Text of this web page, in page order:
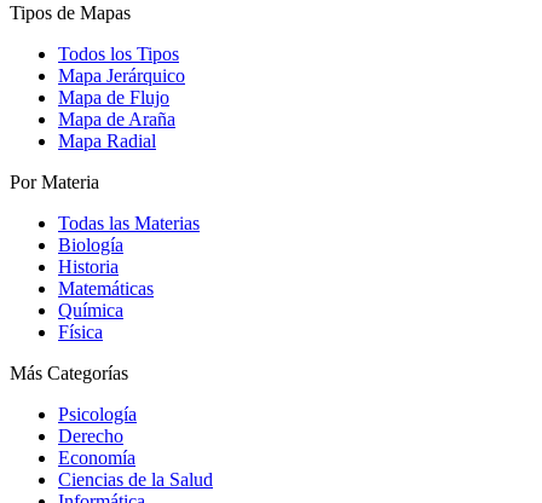
Tipos de Mapas
Todos los Tipos
Mapa Jerárquico
Mapa de Flujo
Mapa de Araña
Mapa Radial
Por Materia
Todas las Materias
Biología
Historia
Matemáticas
Química
Física
Más Categorías
Psicología
Derecho
Economía
Ciencias de la Salud